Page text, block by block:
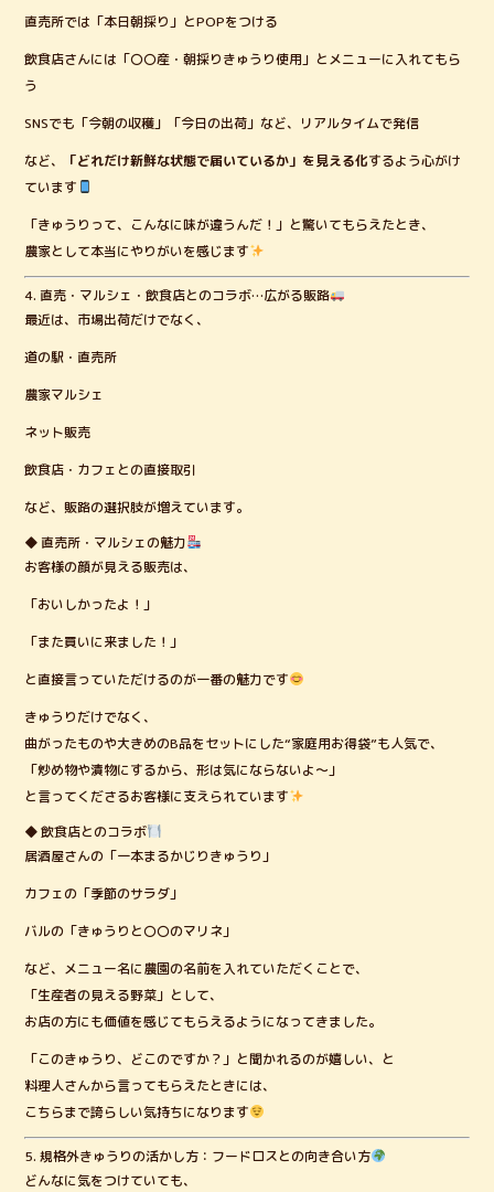
直売所では「本日朝採り」とPOPをつける
飲食店さんには「〇〇産・朝採りきゅうり使用」とメニューに入れてもら
う
SNSでも「今朝の収穫」「今日の出荷」など、リアルタイムで発信
など、
「どれだけ新鮮な状態で届いているか」を見える化するよう心がけ
ています
「きゅうりって、こんなに味が違うんだ！」と驚いてもらえたとき、
農家として本当にやりがいを感じます
4. 直売・マルシェ・飲食店とのコラボ…広がる販路
最近は、市場出荷だけでなく、
道の駅・直売所
農家マルシェ
ネット販売
飲食店・カフェとの直接取引
など、販路の選択肢が増えています。
◆ 直売所・マルシェの魅力
お客様の顔が見える販売は、
「おいしかったよ！」
「また買いに来ました！」
と直接言っていただけるのが一番の魅力です
きゅうりだけでなく、
曲がったものや大きめのB品をセットにした“家庭用お得袋”も人気で、
「炒め物や漬物にするから、形は気にならないよ〜」
と言ってくださるお客様に支えられています
◆ 飲食店とのコラボ
居酒屋さんの「一本まるかじりきゅうり」
カフェの「季節のサラダ」
バルの「きゅうりと〇〇のマリネ」
など、メニュー名に農園の名前を入れていただくことで、
「生産者の見える野菜」として、
お店の方にも価値を感じてもらえるようになってきました。
「このきゅうり、どこのですか？」と聞かれるのが嬉しい、と
料理人さんから言ってもらえたときには、
こちらまで誇らしい気持ちになります
5. 規格外きゅうりの活かし方：フードロスとの向き合い方
どんなに気をつけていても、